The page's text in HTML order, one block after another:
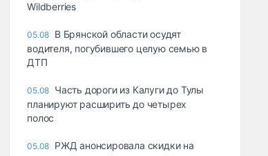
Wildberries
05.08 В Брянской области осудят
водителя, погубившего целую семью в
ДТП
05.08 Часть дороги из Калуги до Тулы
планируют расширить до четырех
полос
05.08 РЖД анонсировала скидки на